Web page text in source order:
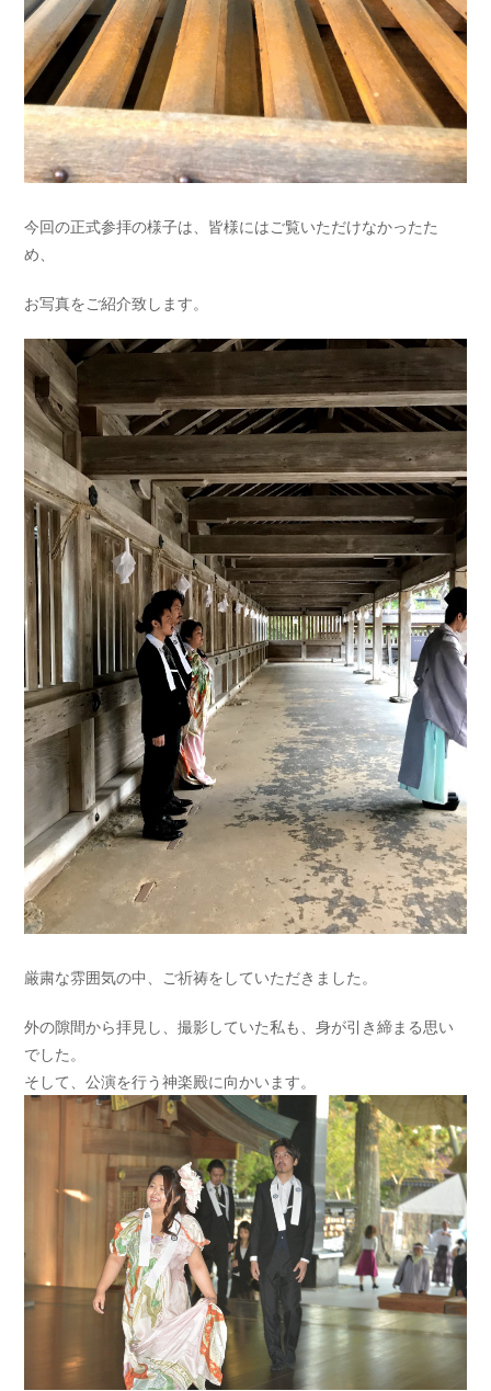
今回の正式参拝の様子は、皆様にはご覧いただけなかったた
め、
お写真をご紹介致します。
厳粛な雰囲気の中、ご祈祷をしていただきました。
外の隙間から拝見し、撮影していた私も、身が引き締まる思い
でした。
そして、公演を行う神楽殿に向かいます。